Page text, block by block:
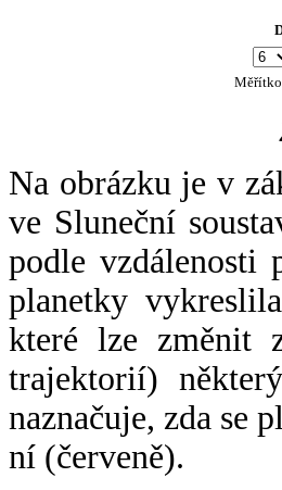
Na obrázku je v
ve Sluneční
podle vzdálenosti
planetky
které lze změnit
trajektorií)
naznačuje, zda se
ní (červeně).